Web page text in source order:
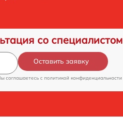
со специалистом
Оставить заявку
соглашаетесь c политикой конфиденциальности